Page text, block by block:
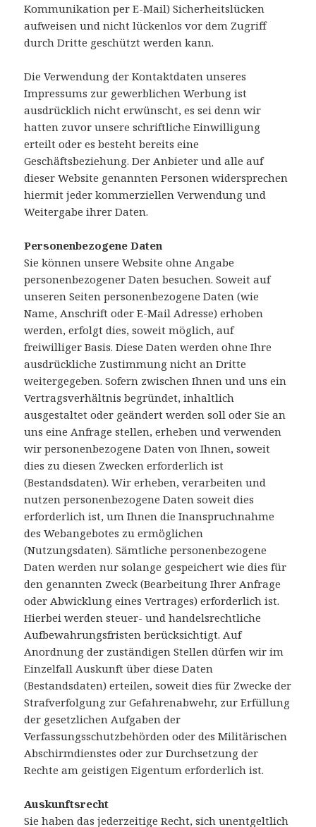
Kommunikation per E-Mail) Sicherheitslücken
aufweisen und nicht lückenlos vor dem Zugriff
durch Dritte geschützt werden kann.
Die Verwendung der Kontaktdaten unseres
Impressums zur gewerblichen Werbung ist
ausdrücklich nicht erwünscht, es sei denn wir
hatten zuvor unsere schriftliche Einwilligung
erteilt oder es besteht bereits eine
Geschäftsbeziehung. Der Anbieter und alle auf
dieser Website genannten Personen widersprechen
hiermit jeder kommerziellen Verwendung und
Weitergabe ihrer Daten.
Personenbezogene Daten
Sie können unsere Website ohne Angabe
personenbezogener Daten besuchen. Soweit auf
unseren Seiten personenbezogene Daten (wie
Name, Anschrift oder E-Mail Adresse) erhoben
werden, erfolgt dies, soweit möglich, auf
freiwilliger Basis. Diese Daten werden ohne Ihre
ausdrückliche Zustimmung nicht an Dritte
weitergegeben. Sofern zwischen Ihnen und uns ein
Vertragsverhältnis begründet, inhaltlich
ausgestaltet oder geändert werden soll oder Sie an
uns eine Anfrage stellen, erheben und verwenden
wir personenbezogene Daten von Ihnen, soweit
dies zu diesen Zwecken erforderlich ist
(Bestandsdaten). Wir erheben, verarbeiten und
nutzen personenbezogene Daten soweit dies
erforderlich ist, um Ihnen die Inanspruchnahme
des Webangebotes zu ermöglichen
(Nutzungsdaten). Sämtliche personenbezogene
Daten werden nur solange gespeichert wie dies für
den genannten Zweck (Bearbeitung Ihrer Anfrage
oder Abwicklung eines Vertrages) erforderlich ist.
Hierbei werden steuer- und handelsrechtliche
Aufbewahrungsfristen berücksichtigt. Auf
Anordnung der zuständigen Stellen dürfen wir im
Einzelfall Auskunft über diese Daten
(Bestandsdaten) erteilen, soweit dies für Zwecke der
Strafverfolgung zur Gefahrenabwehr, zur Erfüllung
der gesetzlichen Aufgaben der
Verfassungsschutzbehörden oder des Militärischen
Abschirmdienstes oder zur Durchsetzung der
Rechte am geistigen Eigentum erforderlich ist.
Auskunftsrecht
Sie haben das jederzeitige Recht, sich unentgeltlich